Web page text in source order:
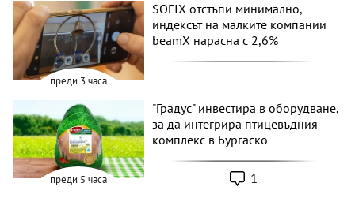
преди 3 часа
SOFIX отстъпи минимално,
индексът на малките компании
beamX нарасна с 2,6%
преди 5 часа
"Градус" инвестира в оборудване,
за да интегрира птицевъдния
комплекс в Бургаско
1